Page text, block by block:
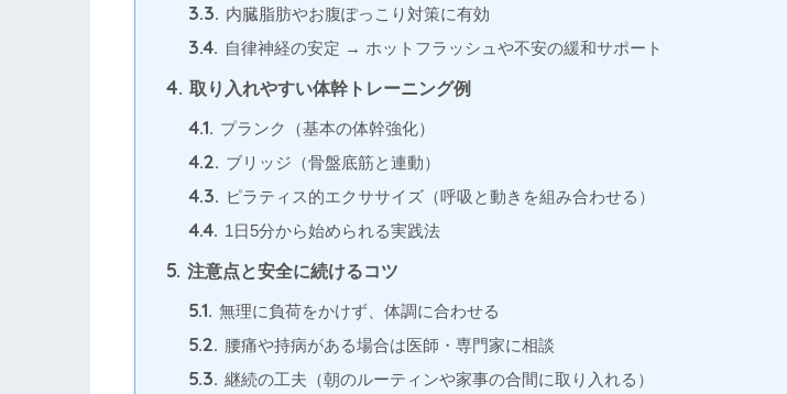
3.3. 内臓脂肪やお腹ぽっこり対策に有効
3.4. 自律神経の安定 → ホットフラッシュや不安の緩和サポート
4. 取り入れやすい体幹トレーニング例
4.1. プランク（基本の体幹強化）
4.2. ブリッジ（骨盤底筋と連動）
4.3. ピラティス的エクササイズ（呼吸と動きを組み合わせる）
4.4. 1日5分から始められる実践法
5. 注意点と安全に続けるコツ
5.1. 無理に負荷をかけず、体調に合わせる
5.2. 腰痛や持病がある場合は医師・専門家に相談
5.3. 継続の工夫（朝のルーティンや家事の合間に取り入れる）